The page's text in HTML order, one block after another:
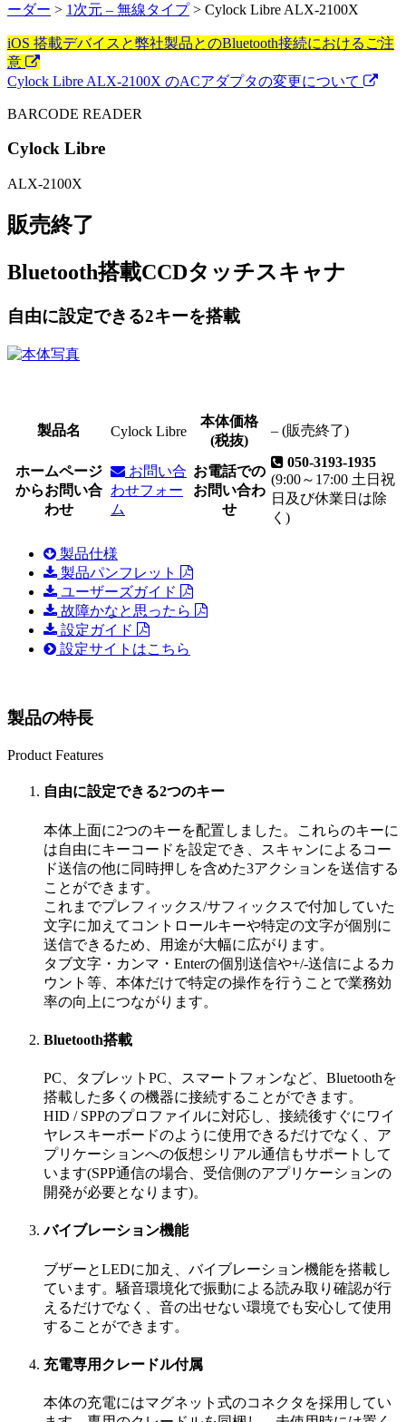
ーダー > 1次元 – 無線タイプ> Cylock Libre ALX-2100X
iOS 搭載デバイスと弊社製品とのBluetooth接続におけるご注
意
Cylock Libre ALX-2100X のACアダプタの変更について
BARCODE READER
Cylock Libre
ALX-2100X
販売終了
Bluetooth搭載CCDタッチスキャナ
自由に設定できる2キーを搭載
製品名 Cylock Libre
本体価格
(税抜)
– (販売終了)
ホームページ
からお問い合
わせ
お問い合
わせフォー
ム
お電話での
お問い合わ
せ
050-3193-1935
(9:00～17:00 土日祝
日及び休業日は除
く)
製品仕様
製品パンフレット
ユーザーズガイド
故障かなと思ったら
設定ガイド
設定サイトはこちら
製品の特長
Product Features
自由に設定できる2つのキー
本体上面に2つのキーを配置しました。これらのキーに
は自由にキーコードを設定でき、スキャンによるコー
ド送信の他に同時押しを含めた3アクションを送信する
ことができます。
これまでプレフィックス/サフィックスで付加していた
文字に加えてコントロールキーや特定の文字が個別に
送信できるため、用途が大幅に広がります。
タブ文字・カンマ・Enterの個別送信や+/-送信によるカ
ウント等、本体だけで特定の操作を行うことで業務効
率の向上につながります。
Bluetooth搭載
PC、タブレットPC、スマートフォンなど、Bluetoothを
搭載した多くの機器に接続することができます。
HID / SPPのプロファイルに対応し、接続後すぐにワイ
ヤレスキーボードのように使用できるだけでなく、ア
プリケーションへの仮想シリアル通信もサポートして
います(SPP通信の場合、受信側のアプリケーションの
開発が必要となります)。
バイブレーション機能
ブザーとLEDに加え、バイブレーション機能を搭載し
ています。騒音環境化で振動による読み取り確認が行
えるだけでなく、音の出せない環境でも安心して使用
することができます。
充電専用クレードル付属
本体の充電にはマグネット式のコネクタを採用してい